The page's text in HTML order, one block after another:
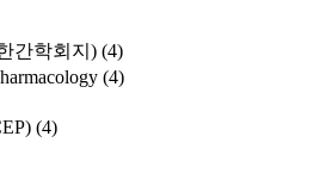
간학회지) (4)
(4)
(4)